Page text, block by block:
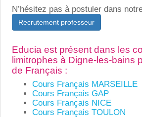
N’hésitez pas à postuler dans
Recrutement professeur
Educia est présent dans les
limitrophes à Digne-les-bains
de Français :
Cours Français MARSEILLE
Cours Français GAP
Cours Français NICE
Cours Français TOULON